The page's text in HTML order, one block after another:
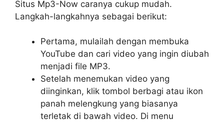
Situs Mp3-Now caranya cukup mudah.
Langkah-langkahnya sebagai berikut:
Pertama, mulailah dengan membuka
YouTube dan cari video yang ingin diubah
menjadi file MP3.
Setelah menemukan video yang
diinginkan, klik tombol berbagi atau ikon
panah melengkung yang biasanya
terletak di bawah video. Di menu